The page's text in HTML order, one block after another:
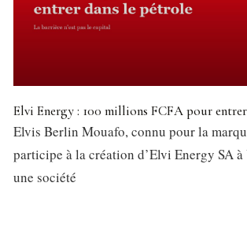
Elvi Energy : 100 millions FCFA pour
Elvis Berlin Mouafo, connu pour la
participe à la création d’Elvi Energy SA à
une société